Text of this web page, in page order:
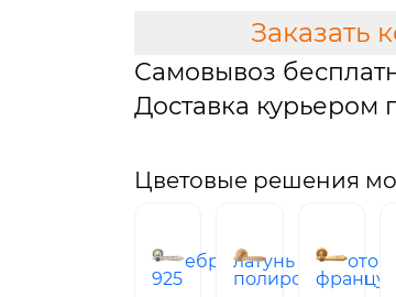
Заказать
Самовывоз
Доставка курьером
Цветовые решения
серебро
925
латунь
полированная
золото